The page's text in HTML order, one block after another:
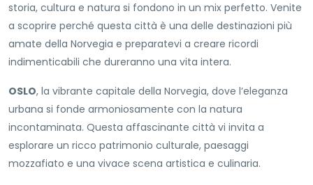
storia, cultura e natura si fondono in un mix perfetto. Venite
a scoprire perché questa città è una delle destinazioni più
amate della Norvegia e preparatevi a creare ricordi
indimenticabili che dureranno una vita intera.
OSLO, la vibrante capitale della Norvegia, dove l’eleganza
urbana si fonde armoniosamente con la natura
incontaminata. Questa affascinante città vi invita a
esplorare un ricco patrimonio culturale, paesaggi
mozzafiato e una vivace scena artistica e culinaria.